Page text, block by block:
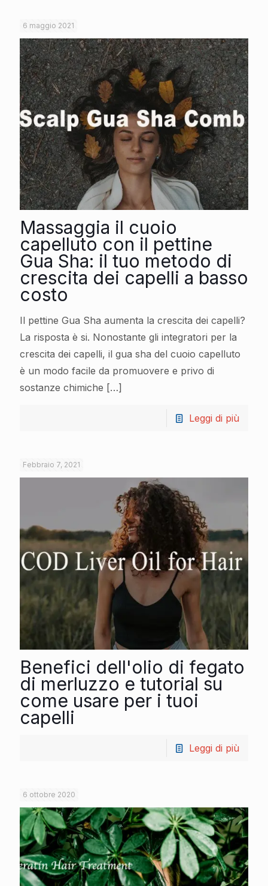
6 maggio 2021
Massaggia il cuoio
capelluto con il pettine
Gua Sha: il tuo metodo di
crescita dei capelli a basso
costo
Il pettine Gua Sha aumenta la crescita dei capelli?
La risposta è si. Nonostante gli integratori per la
crescita dei capelli, il gua sha del cuoio capelluto
è un modo facile da promuovere e privo di
sostanze chimiche […]
Leggi di più
Febbraio 7, 2021
Benefici dell'olio di fegato
di merluzzo e tutorial su
come usare per i tuoi
capelli
Leggi di più
6 ottobre 2020